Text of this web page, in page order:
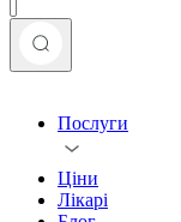
Послуги
Ціни
Лікарі